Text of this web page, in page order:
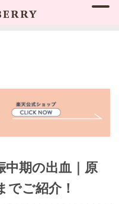
中期の出血｜原
でご紹介！